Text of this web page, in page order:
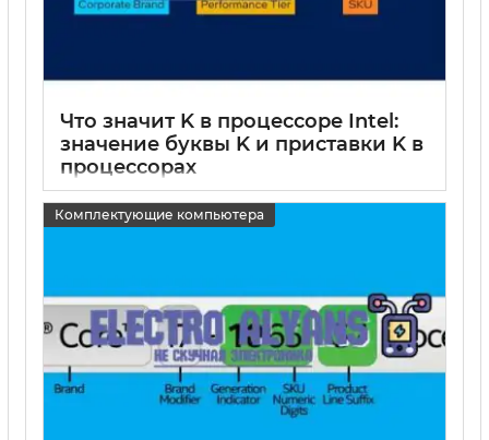
Что значит K в процессоре Intel:
значение буквы K и приставки K в
процессорах
15 05 2025 0
Комплектующие компьютера